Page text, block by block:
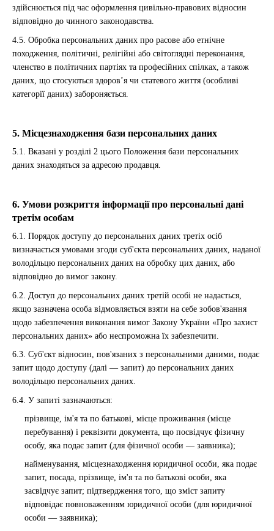
здійснюється під час оформлення цивільно-правових відносин
відповідно до чинного законодавства.
4.5. Обробка персональних даних про расове або етнічне
походження, політичні, релігійні або світоглядні переконання,
членство в політичних партіях та професійних спілках, а також
даних, що стосуються здоров’я чи статевого життя (особливі
категорії даних) забороняється.
5. Місцезнаходження бази персональних даних
5.1. Вказані у розділі 2 цього Положення бази персональних
даних знаходяться за адресою продавця.
6. Умови розкриття інформації про персональні дані
третім особам
6.1. Порядок доступу до персональних даних третіх осіб
визначається умовами згоди суб'єкта персональних даних, наданої
володільцю персональних даних на обробку цих даних, або
відповідно до вимог закону.
6.2. Доступ до персональних даних третій особі не надається,
якщо зазначена особа відмовляється взяти на себе зобов'язання
щодо забезпечення виконання вимог Закону України «Про захист
персональних даних» або неспроможна їх забезпечити.
6.3. Суб'єкт відносин, пов'язаних з персональними даними, подає
запит щодо доступу (далі — запит) до персональних даних
володільцю персональних даних.
6.4. У запиті зазначаються:
прізвище, ім'я та по батькові, місце проживання (місце
перебування) і реквізити документа, що посвідчує фізичну
особу, яка подає запит (для фізичної особи — заявника);
найменування, місцезнаходження юридичної особи, яка подає
запит, посада, прізвище, ім'я та по батькові особи, яка
засвідчує запит; підтвердження того, що зміст запиту
відповідає повноваженням юридичної особи (для юридичної
особи — заявника);